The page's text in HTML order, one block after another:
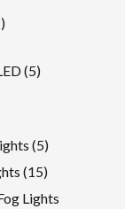
1
55
55
prodotti
1515
prodotti
Lights